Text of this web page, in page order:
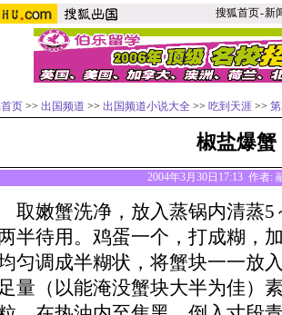
搜狐首页-新
首页 >> 出国频道 >> 出国频道小说大全 >> 吃到天涯 >>
椒盐爆蟹
2004年3月30日17:13 作者:
嫩蟹洗净，放入蒸锅内清蒸5
半待用。鸡蛋一个，打成糊，
匀调成半糊状，将蟹块一一放
量（以能淹没蟹块大半为佳）